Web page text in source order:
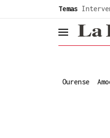
Temas
Ourense